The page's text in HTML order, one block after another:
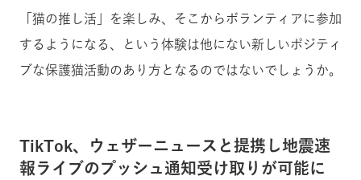
「猫の推し活」を楽しみ、そこからボランティアに参加
するようになる、という体験は他にない新しいポジティ
ブな保護猫活動のあり方となるのではないでしょうか。
TikTok、ウェザーニュースと提携し地震速
報ライブのプッシュ通知受け取りが可能に